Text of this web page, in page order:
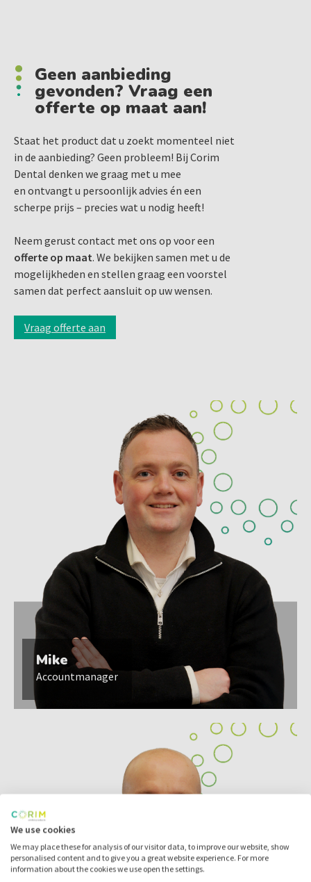
Geen aanbieding
gevonden? Vraag een
offerte op maat aan!
Staat het product dat u zoekt momenteel niet
in de aanbieding? Geen probleem! Bij Corim
Dental denken we graag met u mee
en ontvangt u persoonlijk advies én een
scherpe prijs – precies wat u nodig heeft!
Neem gerust contact met ons op voor een
offerte op maat. We bekijken samen met u de
mogelijkheden en stellen graag een voorstel
samen dat perfect aansluit op uw wensen.
Vraag offerte aan
Mike
Accountmanager
We use cookies
We may place these for analysis of our visitor data, to improve our website, show
personalised content and to give you a great website experience. For more
information about the cookies we use open the settings.